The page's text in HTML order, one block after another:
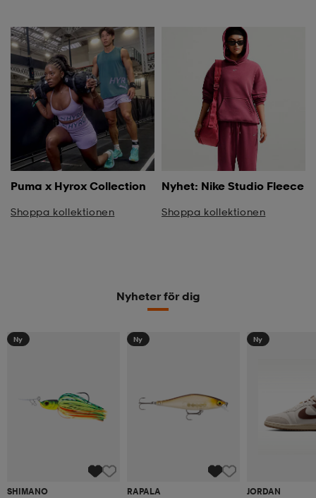
Puma x Hyrox Collection
Shoppa kollektionen
Nyhet: Nike Studio Fleece
Shoppa kollektionen
Nyheter för dig
Ny
SHIMANO
Ny
RAPALA
Ny
JORDAN